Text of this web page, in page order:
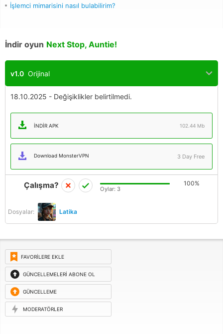
İşlemci mimarisini nasıl bulabilirim?
İndir oyun Next Stop, Auntie!
v1.0 Orijinal
18.10.2025 - Değişiklikler belirtilmedi.
İNDIR APK 102.44 Mb
Download MonsterVPN 3 Day Free
Dosyalar: Latika
Çalışma? 100%
Oylar: 3
FAVORILERE EKLE
GÜNCELLEMELERI ABONE OL
GÜNCELLEME
ISTEĞI
MODERATÖRLER